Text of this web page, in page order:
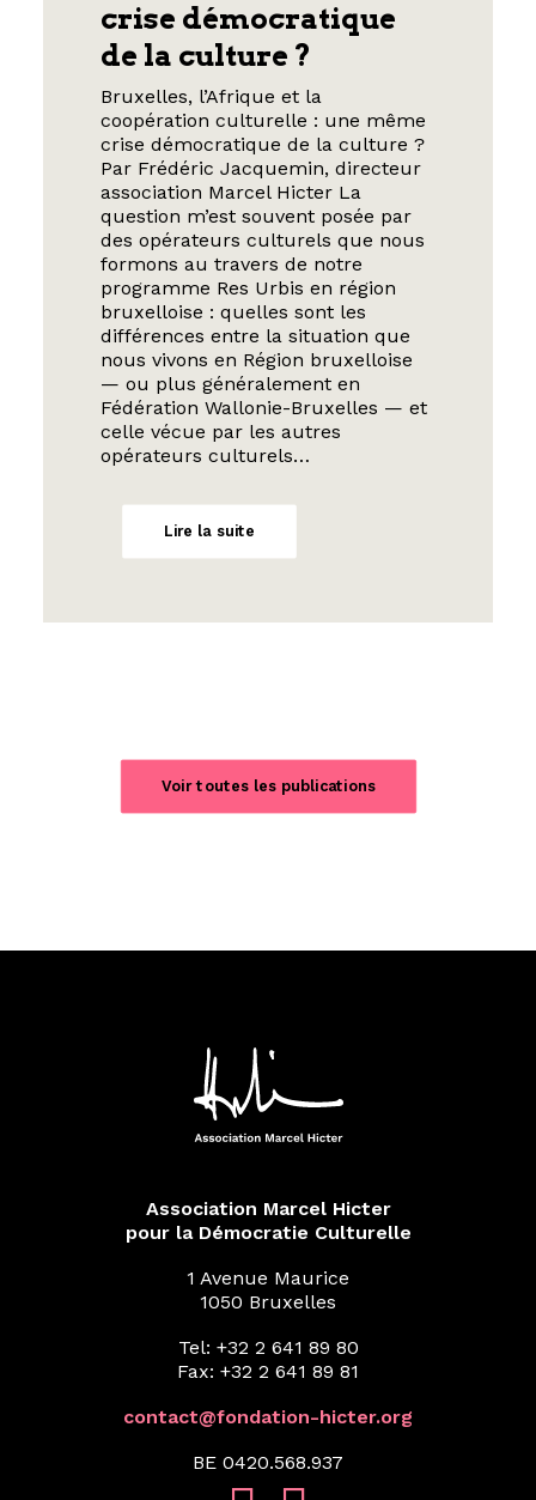
crise démocratique
de la culture ?
Bruxelles, l’Afrique et la
coopération culturelle : une même
crise démocratique de la culture ?
Par Frédéric Jacquemin, directeur
association Marcel Hicter La
question m’est souvent posée par
des opérateurs culturels que nous
formons au travers de notre
programme Res Urbis en région
bruxelloise : quelles sont les
différences entre la situation que
nous vivons en Région bruxelloise
— ou plus généralement en
Fédération Wallonie-Bruxelles — et
celle vécue par les autres
opérateurs culturels…
Lire la suite
Voir toutes les publications
Association Marcel Hicter
pour la Démocratie Culturelle
1 Avenue Maurice
1050 Bruxelles
Tel: +32 2 641 89 80
Fax: +32 2 641 89 81
contact@fondation-hicter.org
BE 0420.568.937